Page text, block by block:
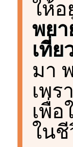
ให้อ
พย
เที่ย
มา
เพ
เพื่อ
ใน